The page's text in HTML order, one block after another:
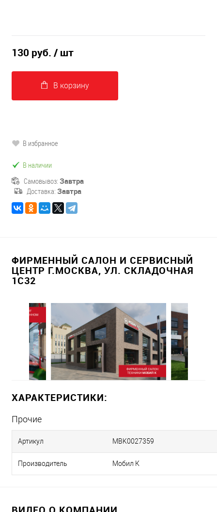
130 руб. / шт
В корзину
В избранное
В наличии
Самовывоз: Завтра
Доставка: Завтра
ФИРМЕННЫЙ САЛОН И СЕРВИСНЫЙ
ЦЕНТР Г.МОСКВА, УЛ. СКЛАДОЧНАЯ
1С32
ХАРАКТЕРИСТИКИ:
Прочие
Артикул MBK0027359
Производитель Мобил К